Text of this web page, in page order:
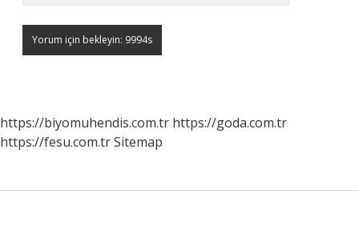
https://biyomuhendis.com.tr https://goda.com.tr
https://fesu.com.trSitemap